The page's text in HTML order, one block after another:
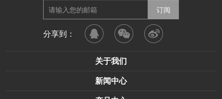
分享到：
关于我们
新闻中心